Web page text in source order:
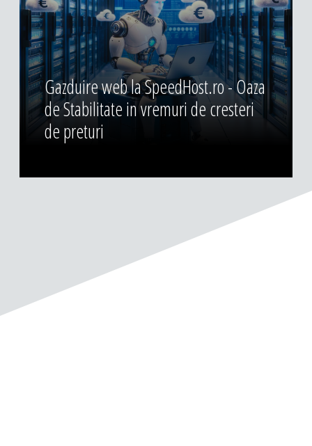
Gazduire web la SpeedHost.ro - Oaza
de Stabilitate in vremuri de cresteri
de preturi